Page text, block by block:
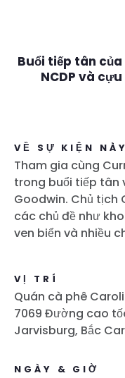
Buổi tiếp tân
NCDP và
VỀ SỰ KIỆN NÀY
Tham gia cùng
trong buổi tiếp tân
Goodwin. Chủ tịch
các chủ đề như
ven biển và nhiều
VỊ TRÍ
Quán cà phê
7069 Đường cao
Jarvisburg, Bắc
NGÀY & GIỜ